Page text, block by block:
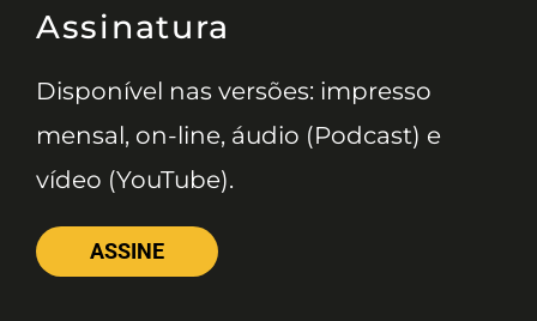
Assinatura
Disponível nas versões: impresso
mensal, on-line, áudio (Podcast) e
vídeo (YouTube).
ASSINE